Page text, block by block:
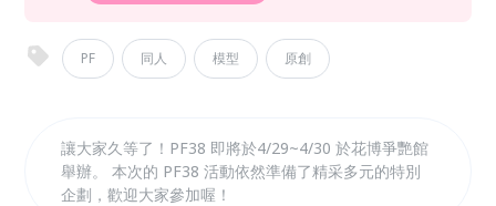
PF 同人 模型 原創
讓大家久等了！PF38 即將於4/29~4/30 於花博爭艷館
舉辦。 本次的 PF38 活動依然準備了精采多元的特別
企劃，歡迎大家參加喔！